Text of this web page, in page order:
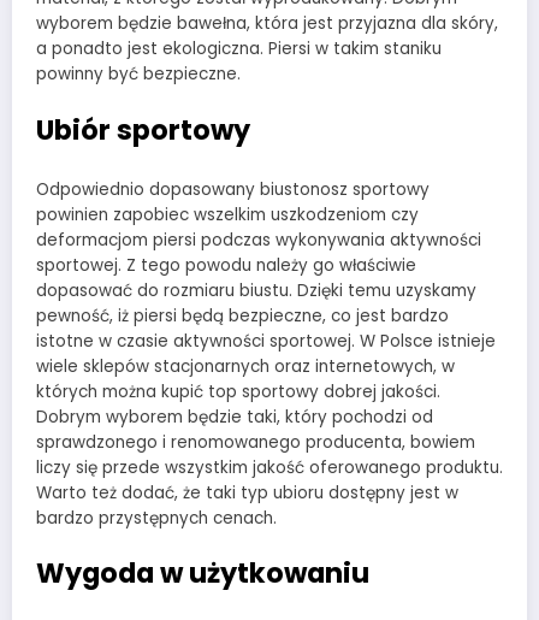
wyborem będzie bawełna, która jest przyjazna dla skóry,
a ponadto jest ekologiczna. Piersi w takim staniku
powinny być bezpieczne.
Ubiór sportowy
Odpowiednio dopasowany biustonosz sportowy
powinien zapobiec wszelkim uszkodzeniom czy
deformacjom piersi podczas wykonywania aktywności
sportowej. Z tego powodu należy go właściwie
dopasować do rozmiaru biustu. Dzięki temu uzyskamy
pewność, iż piersi będą bezpieczne, co jest bardzo
istotne w czasie aktywności sportowej. W Polsce istnieje
wiele sklepów stacjonarnych oraz internetowych, w
których można kupić top sportowy dobrej jakości.
Dobrym wyborem będzie taki, który pochodzi od
sprawdzonego i renomowanego producenta, bowiem
liczy się przede wszystkim jakość oferowanego produktu.
Warto też dodać, że taki typ ubioru dostępny jest w
bardzo przystępnych cenach.
Wygoda w użytkowaniu